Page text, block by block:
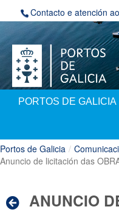
Volver ao contido
Contacto e atención
PORTOS DE GALICIA
Portos de Galicia /
Anuncio de licitación das
ANUNCIO